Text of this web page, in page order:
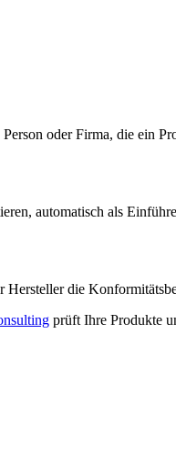
oder Firma, die ein
automatisch als
die
prüft Ihre Produkte